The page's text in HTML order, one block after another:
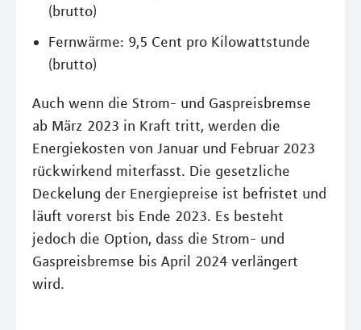
(brutto)
Fernwärme: 9,5 Cent pro Kilowattstunde
(brutto)
Auch wenn die Strom- und Gaspreisbremse
ab März 2023 in Kraft tritt, werden die
Energiekosten von Januar und Februar 2023
rückwirkend miterfasst. Die gesetzliche
Deckelung der Energiepreise ist befristet und
läuft vorerst bis Ende 2023. Es besteht
jedoch die Option, dass die Strom- und
Gaspreisbremse bis April 2024 verlängert
wird.